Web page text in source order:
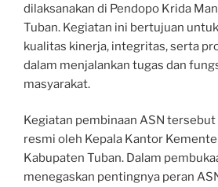
dilaksanakan di Pendopo Krida
Tuban. Kegiatan ini bertujuan
kualitas kinerja, integritas, serta
dalam menjalankan tugas dan
masyarakat.
Kegiatan pembinaan ASN
resmi oleh Kepala Kantor
Kabupaten Tuban. Dalam
menegaskan pentingnya peran